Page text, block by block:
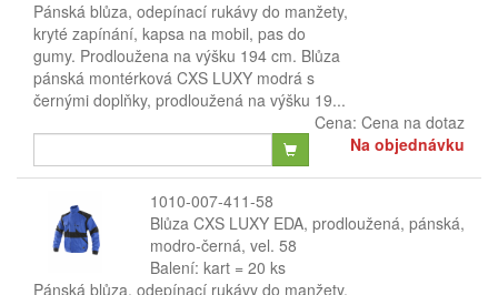
Pánská blůza, odepínací rukávy do manžety,
kryté zapínání, kapsa na mobil, pas do
gumy. Prodloužena na výšku 194 cm. Blůza
pánská montérková CXS LUXY modrá s
černými doplňky, prodloužená na výšku 19...
Cena: Cena na dotaz
Na objednávku
1010-007-411-58
Blůza CXS LUXY EDA, prodloužená, pánská,
modro-černá, vel. 58
Balení: kart = 20 ks
Pánská blůza, odepínací rukávy do manžety,